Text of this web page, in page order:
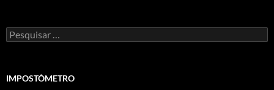
Pesquisar
por:
IMPOSTÔMETRO